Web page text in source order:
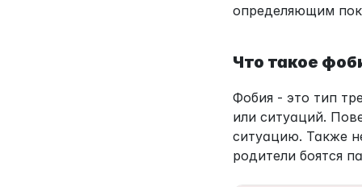
определяющим
Что такое
Фобия - это тип
или ситуаций.
ситуацию. Также
родители боятся